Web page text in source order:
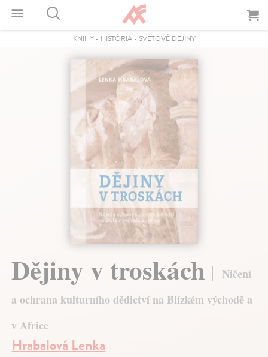
KNIHY- HISTÓRIA- SVETOVÉ DEJINY
Dějiny v troskách
Ničení
a ochrana kulturního dědictví na Blízkém východě a
v Africe
Hrabalová Lenka